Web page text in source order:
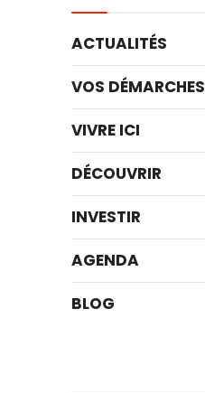
ACTUALITÉS
VOS DÉMARCHES
VIVRE ICI
DÉCOUVRIR
INVESTIR
AGENDA
BLOG